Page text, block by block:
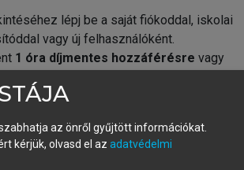
lépj be a saját fiókoddal, iskolai
vagy új felhasználóként.
1 óra díjmentes hozzáférésre vagy
vagy hozz létre új fiókot.
apróbaidőszakautomatikusan
az önről gyűjtött információkat.
kérjük, olvasd el az adatvédelmi